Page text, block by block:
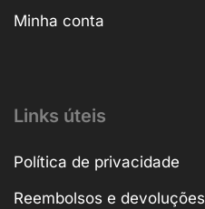
Minha conta
Links úteis
Política de privacidade
Reembolsos e devoluções